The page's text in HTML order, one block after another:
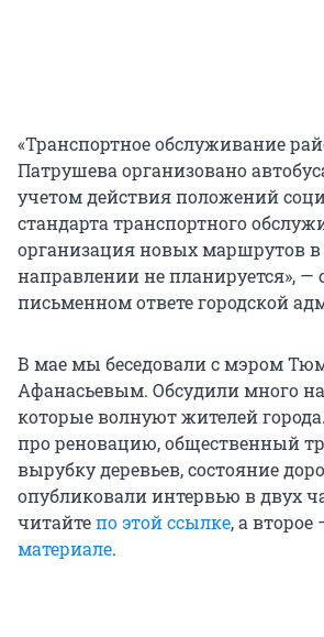
«Транспортное обслуживание
Патрушева организовано
учетом действия положений
стандарта транспортного
организация новых маршрутов
направлении не планируется», —
письменном ответе городской
В мае мы беседовали с мэром
Афанасьевым. Обсудили много
которые волнуют жителей
про реновацию, общественный
вырубку деревьев, состояние
опубликовали интервью в двух
читайтепо этой ссылке, а второе
материале.